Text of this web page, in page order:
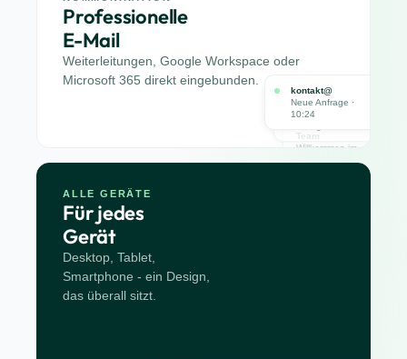
Professionelle
E-Mail
Weiterleitungen, Google Workspace oder
Microsoft 365 direkt eingebunden.
Team
Willkommen im
Stripe
kontakt@
Neue Anfrage ·
10:24
ALLE GERÄTE
Für jedes
Gerät
Desktop, Tablet,
Smartphone - ein Design,
das überall sitzt.